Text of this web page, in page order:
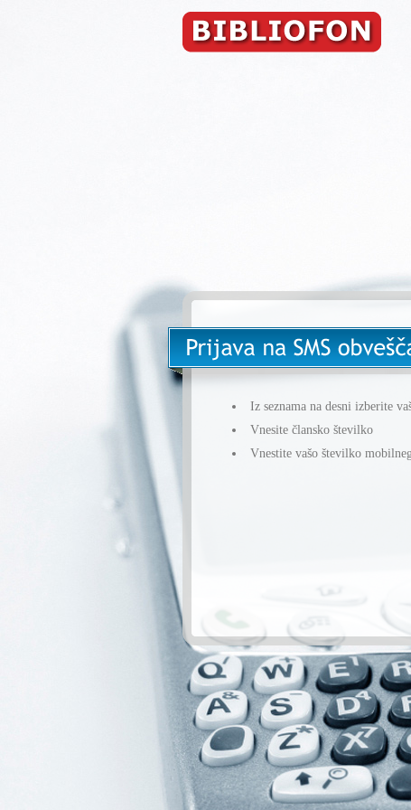
Iz seznama na desni izberite
Vnesite člansko številko
Vnestite vašo številko